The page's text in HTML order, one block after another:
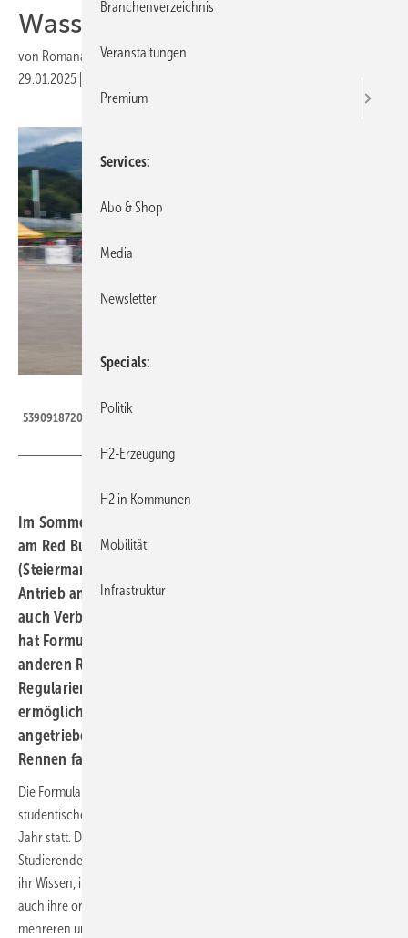
Wasserstoff für Rennwagen
von Romana Mocnik; Steffen Schmitt
29.01.2025
53909187205_41bedca71f_o - 1K JPEG
Im Sommer 2025 sollen die ersten Wasserstofffahrzeuge
am Red Bull Ring im österreichischen Spielberg
(Steiermark) gegen Fahrzeuge mit konventionellem
Antrieb antreten. Damit dort sowohl Brennstoffzellen als
auch Verbrennungsmotoren eingesetzt werden dürfen,
hat Formula Student Austria in Zusammenarbeit mit
anderen Rennveranstaltern entsprechende H
Regularien veröffentlicht, die es studentischen Teams
ermöglichen, zukünftig Rennwagen, die mit Wasserstoff
angetrieben werden, zu konstruieren, zu bauen und
Rennen fahren zu lassen.
Die Formula Student Austria (FSA) ist das österreichische Event der
studentischen Rennserie Formula Student und findet seit 2009 jedes
Jahr statt. Diese Rennserie ermöglicht es jungen, engagierten
Studierenden von Universitäten und Fachhochschulen aus aller Welt,
ihr Wissen, ihre Konstruktions- und Entwicklungsfähigkeiten sowie
auch ihre organisatorischen und kaufmännischen Talente in
mehreren unterschiedlichen Disziplinen unter Beweis zu stellen.
Branchenverzeichnis
Veranstaltungen
Premium
Services
Abo & Shop
Media
Newsletter
Specials
Politik
H2-Erzeugung
H2 in Kommunen
Mobilität
Infrastruktur